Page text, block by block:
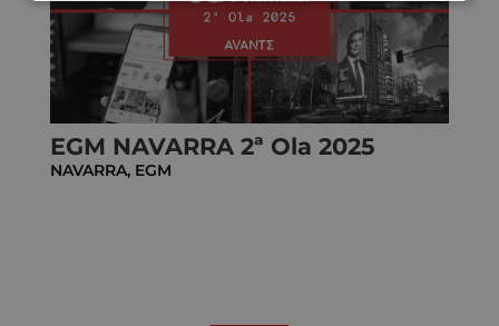
EGM NAVARRA 2ª Ola 2025
NAVARRA, EGM